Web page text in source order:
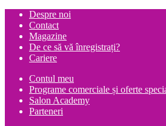
Despre noi
Contact
Magazine
De ce să vă înregistrați?
Cariere
Contul meu
Programe comerciale și oferte
Salon Academy
Parteneri